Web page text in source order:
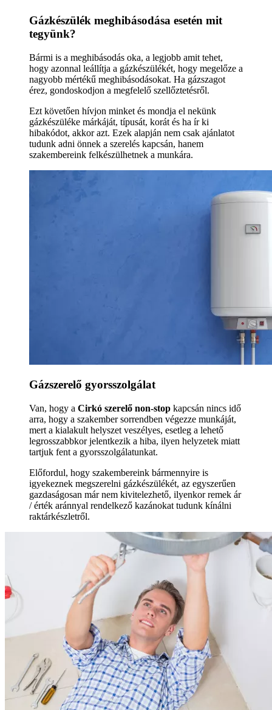
Gázkészülék meghibásodása esetén mit
tegyünk?
Bármi is a meghibásodás oka, a legjobb amit tehet,
hogy azonnal leállítja a gázkészülékét, hogy megelőze a
nagyobb mértékű meghibásodásokat. Ha gázszagot
érez, gondoskodjon a megfelelő szellőztetésről.
Ezt követően hívjon minket és mondja el nekünk
gázkészüléke márkáját, típusát, korát és ha ír ki
hibakódot, akkor azt. Ezek alapján nem csak ajánlatot
tudunk adni önnek a szerelés kapcsán, hanem
szakembereink felkészülhetnek a munkára.
Gázszerelő gyorsszolgálat
Van, hogy a Cirkó szerelő non-stop kapcsán nincs idő
arra, hogy a szakember sorrendben végezze munkáját,
mert a kialakult helyszet veszélyes, esetleg a lehető
legrosszabbkor jelentkezik a hiba, ilyen helyzetek miatt
tartjuk fent a gyorsszolgálatunkat.
Előfordul, hogy szakembereink bármennyire is
igyekeznek megszerelni gázkészülékét, az egyszerűen
gazdaságosan már nem kivitelezhető, ilyenkor remek ár
/ érték aránnyal rendelkező kazánokat tudunk kínálni
raktárkészletről.